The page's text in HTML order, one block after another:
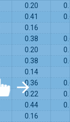
0.20
0.41
0.16
0.38
0.20
0.38
0.14
0.36
0.22
0.44
0.16